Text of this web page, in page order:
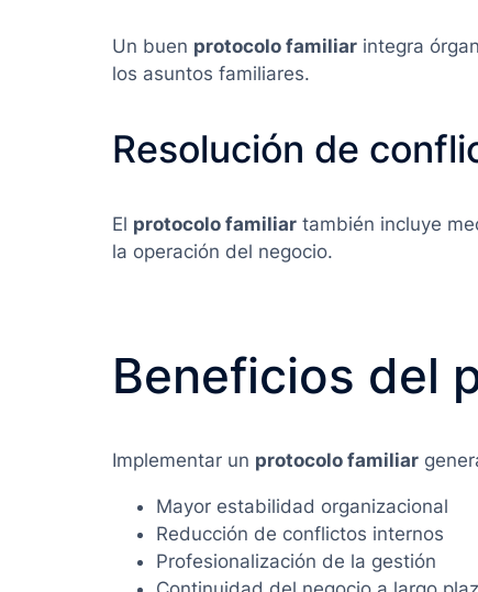
Un buen protocolo familiar integra
los asuntos familiares.
Resolución de
El protocolo familiar también incluye
la operación del negocio.
Beneficios del
Implementar un protocolo familiar
Mayor estabilidad organizacional
Reducción de conflictos internos
Profesionalización de la gestión